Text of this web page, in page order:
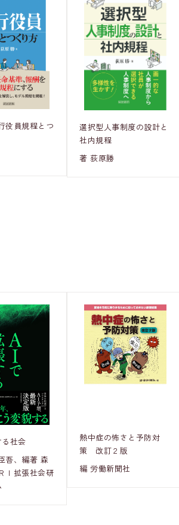
役員規程とつ
選択型人事制度の設計と
社内規程
著 荻原勝
社会
吾、編著 森
Ｉ拡張社会研
熱中症の怖さと予防対
策 改訂２版
編 労働新聞社